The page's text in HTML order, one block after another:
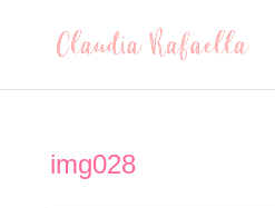
img028